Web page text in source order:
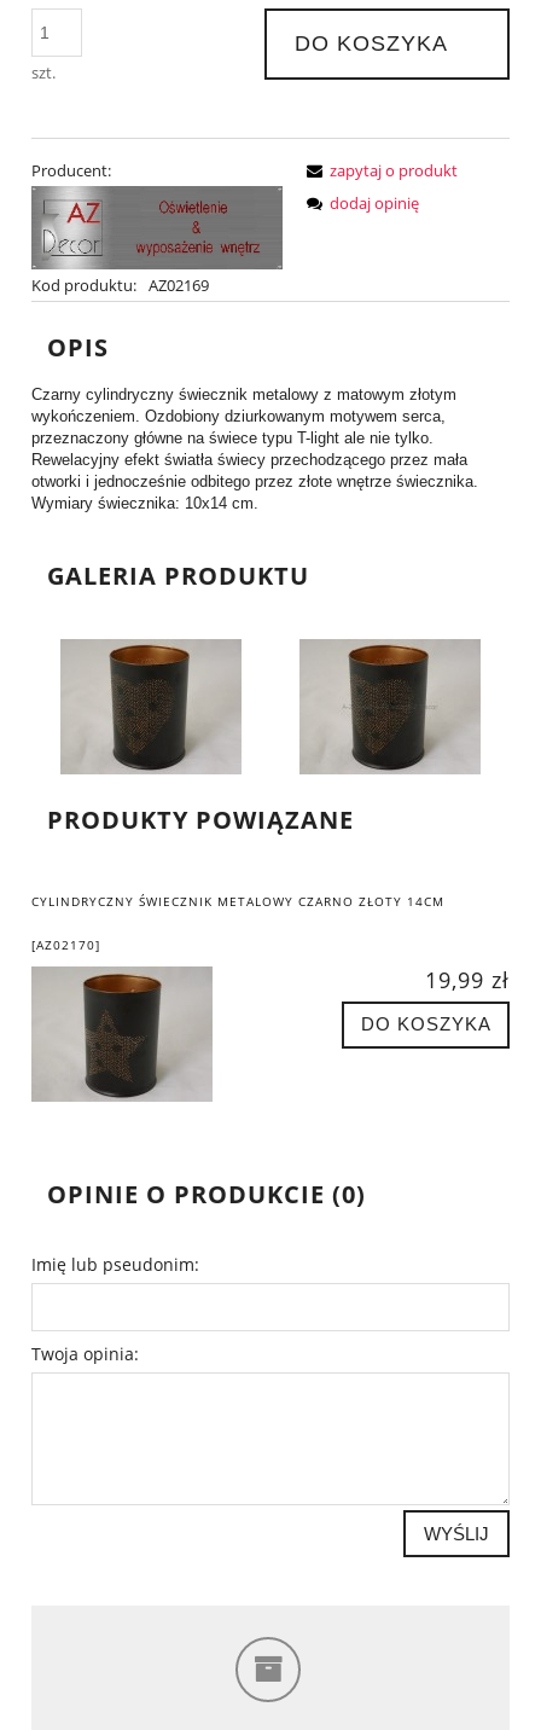
szt.
DO KOSZYKA
Producent:
Kod produktu: AZ02169
zapytaj o produkt
dodaj opinię
OPIS
Czarny cylindryczny świecznik metalowy z matowym złotym
wykończeniem. Ozdobiony dziurkowanym motywem serca,
przeznaczony główne na świece typu T-light ale nie tylko.
Rewelacyjny efekt światła świecy przechodzącego przez mała
otworki i jednocześnie odbitego przez złote wnętrze świecznika.
Wymiary świecznika: 10x14 cm.
GALERIA PRODUKTU
PRODUKTY POWIĄZANE
CYLINDRYCZNY ŚWIECZNIK METALOWY CZARNO ZŁOTY 14CM
[AZ02170]
19,99 zł
DO KOSZYKA
OPINIE O PRODUKCIE (0)
Imię lub pseudonim:
Twoja opinia:
WYŚLIJ